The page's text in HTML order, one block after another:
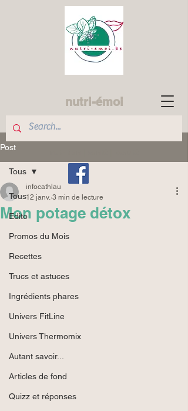
nutri-émoi
Post
Tous
Edito
Promos du Mois
Recettes
Trucs et astuces
Ingrédients phares
Univers FitLine
Univers Thermomix
Autant savoir...
Articles de fond
Quizz et réponses
Tous
Mon potage détox
infocathlau
12 janv. 3 min de lecture